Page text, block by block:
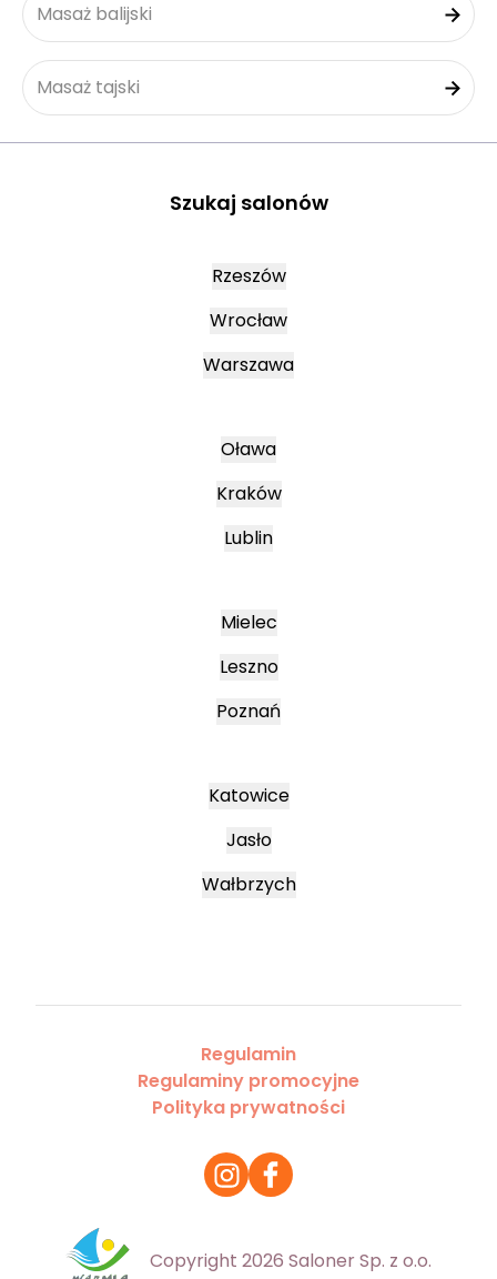
Masaż balijski
Masaż tajski
Szukaj salonów
Rzeszów
Wrocław
Warszawa
Oława
Kraków
Lublin
Mielec
Leszno
Poznań
Katowice
Jasło
Wałbrzych
Regulamin
Regulaminy promocyjne
Polityka prywatności
Copyright 2026 Saloner Sp. z o.o.